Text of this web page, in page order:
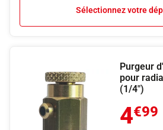
Sélectionnez votre
Purgeur
pour
(1/4")
4€99